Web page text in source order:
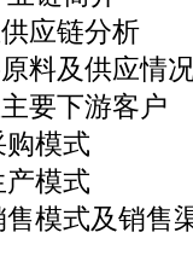
应链分析
料及供应情
要下游客户
模式
模式
模式及销售